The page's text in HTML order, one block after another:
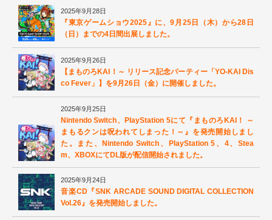
2025年9月28日
『東京ゲームショウ2025』に、9月25日（木）から28日
（日）までの4日間出展しました。
2025年9月26日
【まものろKAI！～ リリース記念パーティー「YO-KAI Dis
co Fever」】を9月26日（金）に開催しました。
2025年9月25日
Nintendo Switch、PlayStation 5にて『まものろKAI！ ～
まもるクンは呪われてしまった！～』を発売開始しまし
た。また、Nintendo Switch、PlayStation 5、4、Stea
m、XBOXにてDL版が配信開始されました。
2025年9月24日
音楽CD『SNK ARCADE SOUND DIGITAL COLLECTION
Vol.26』を発売開始しました。